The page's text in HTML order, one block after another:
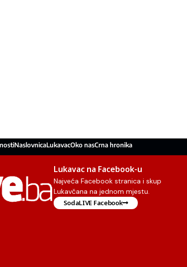
NaslovnicaLukavacOko nasCrna hronika
Lukavac na Facebook-u
Najveća Facebook stranica i skup
Lukavčana na jednom mjestu.
SodaLIVE Facebook